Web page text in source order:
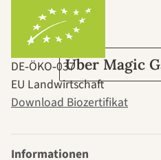
Über Magic
DE‑ÖKO‑037
EU Landwirtschaft
Download Biozertifikat
Informationen